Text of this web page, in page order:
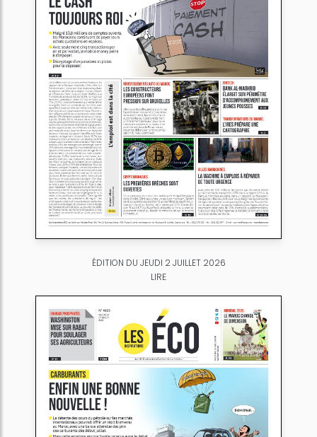
ÉDITION DU JEUDI 2 JUILLET 2026
LIRE